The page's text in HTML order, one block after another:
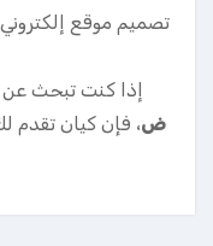
تصميم موقع
إذا كنت تبحث عن
ض، فإن كيان تقدم